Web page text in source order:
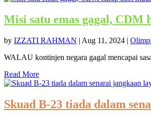
Misi satu emas gagal,
by IZZATI RAHMAN | Aug 11, 2024 |
WALAU kontinjen negara gagal mencapai
Read More
Skuad B-23 tiada dalam